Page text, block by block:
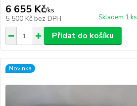
6 655 Kč/ks
5 500 Kč bez DPH Skladem 1 ks
Přidat do košíku
Novinka